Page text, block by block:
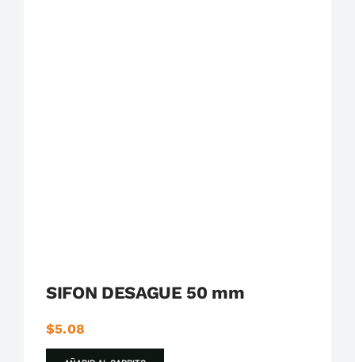
SIFON DESAGUE 50 mm
$5.08